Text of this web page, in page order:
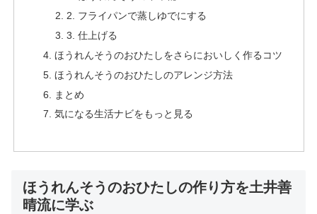
2. フライパンで蒸しゆでにする
3. 仕上げる
ほうれんそうのおひたしをさらにおいしく作るコツ
ほうれんそうのおひたしのアレンジ方法
まとめ
気になる生活ナビをもっと見る
ほうれんそうのおひたしの作り方を土井善
晴流に学ぶ